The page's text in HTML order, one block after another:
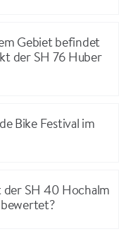
Gebiet befindet
der SH 76 Huber
Bike Festival im
der SH 40 Hochalm
bewertet?